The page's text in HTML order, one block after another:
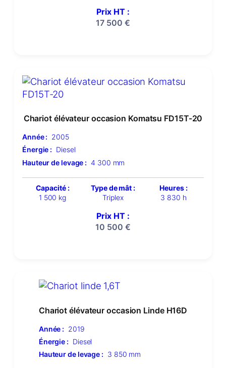
Prix HT :
17 500 €
Chariot élévateur occasion Komatsu FD15T-20
Année : 2005
Énergie : Diesel
Hauteur de levage : 4 300 mm
Capacité :
1 500 kg
Type de mât :
Triplex
Heures :
3 830 h
Prix HT :
10 500 €
Chariot élévateur occasion Linde H16D
Année : 2019
Énergie : Diesel
Hauteur de levage : 3 850 mm